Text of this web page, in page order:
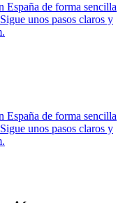
España de forma sencilla
unos pasos claros y
España de forma sencilla
unos pasos claros y